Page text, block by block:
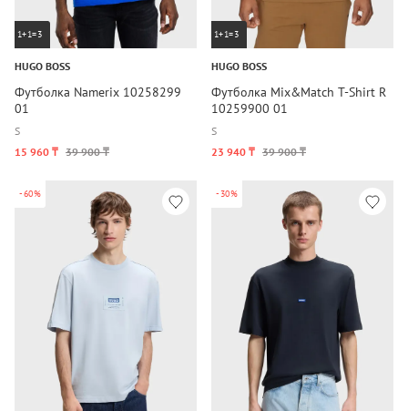
1+1=3
HUGO BOSS
Футболка Namerix 10258299
01
S
15 960 ₸ 39 900 ₸
1+1=3
HUGO BOSS
Футболка Mix&Match T-Shirt R
10259900 01
S
23 940 ₸ 39 900 ₸
-60% -30%